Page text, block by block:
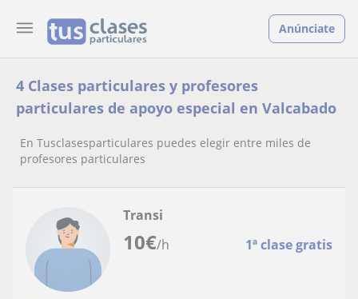
Anúnciate
4 Clases particulares y profesores
particulares de apoyo especial en Valcabado
En Tusclasesparticulares puedes elegir entre miles de
profesores particulares
10€/h 1ª clase gratis
Transi